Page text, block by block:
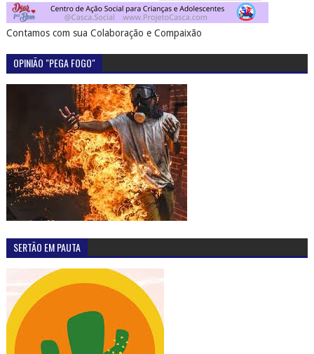
Contamos com sua Colaboração e Compaixão
OPINIÃO "PEGA FOGO"
SERTÃO EM PAUTA